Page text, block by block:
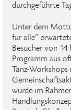
durchgeführte
Unter dem
für alle“
Besucher von 14
Programm aus
Tanz-
wurde im